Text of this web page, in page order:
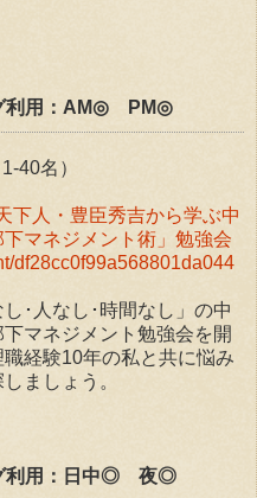
利用：AM◎ PM◎
40名）
下人・豊臣秀吉から学ぶ中
マネジメント術」勉強会
df28cc0f99a568801da044
･人なし･時間なし」の中
マネジメント勉強会を開
経験10年の私と共に悩み
ましょう。
利用：日中◎ 夜◎